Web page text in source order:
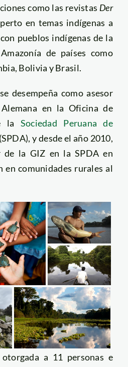
como las revistas Der
en temas indígenas a
pueblos indígenas de la
de países como
Bolivia y Brasil.
desempeña como asesor
en la Oficina de
la Sociedad Peruana de
(SPDA), y desde el año 2010,
de la GIZ en la SPDA en
en comunidades rurales al
a 11 personas e